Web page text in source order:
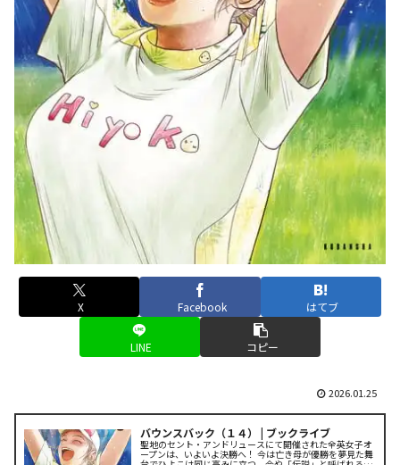
X Facebook はてブ
LINE コピー
2026.01.25
バウンスバック（１４） | ブックライブ
聖地のセント・アンドリュースにて開催された全英女子オ
ープンは、いよいよ決勝へ！ 今は亡き母が優勝を夢見た舞